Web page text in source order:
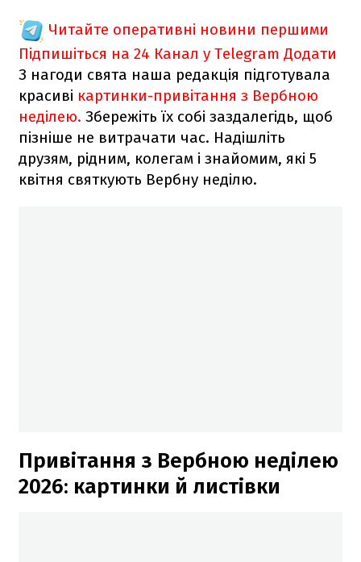
Читайте оперативні новини першими
Підпишіться на 24 Канал у Telegram Додати
З нагоди свята наша редакція підготувала
красиві картинки-привітання з Вербною
неділею. Збережіть їх собі заздалегідь, щоб
пізніше не витрачати час. Надішліть
друзям, рідним, колегам і знайомим, які 5
квітня святкують Вербну неділю.
Привітання з Вербною неділею
2026: картинки й листівки